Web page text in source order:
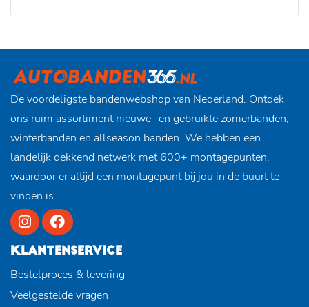
De voordeligste bandenwebshop van Nederland. Ontdek
ons ruim assortiment nieuwe- en gebruikte zomerbanden,
winterbanden en allseason banden. We hebben een
landelijk dekkend netwerk met 600+ montagepunten,
waardoor er altijd een montagepunt bij jou in de buurt te
vinden is.
KLANTENSERVICE
Bestelproces & levering
Veelgestelde vragen